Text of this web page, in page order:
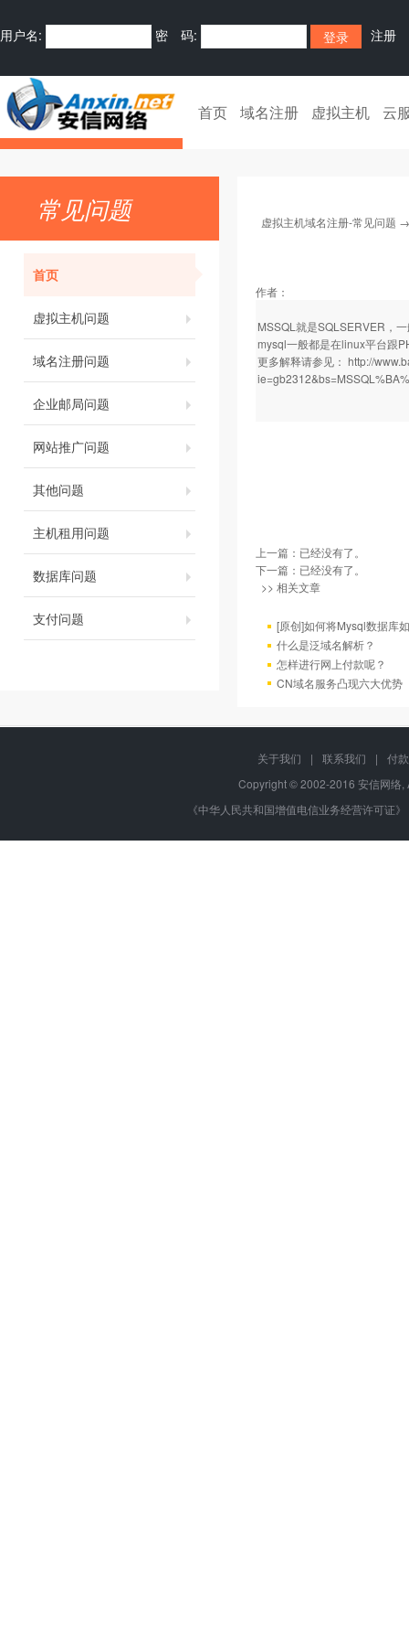
用户名: 密 码: 注册
首页 域名注册 虚拟主机 云
常见问题
首页
虚拟主机问题
域名注册问题
企业邮局问题
网站推广问题
其他问题
主机租用问题
数据库问题
支付问题
虚拟主机域名注册-常见问题
作者：
MSSQL就是SQLSERVER，
mysql一般都是在linux平台跟
更多解释请参见： http://
上一篇：已经没有了。
下一篇：已经没有了。
>> 相关文章
[原创]如何将Mysql数据库
什么是泛域名解析？
怎样进行网上付款呢？
CN域名服务凸现六大优势
关于我们 | 联系我们 |
付
Copyright © 2002-2016 安信网
《中华人民共和国增值电信业务经营许可